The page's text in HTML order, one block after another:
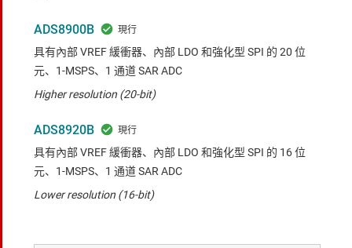
ADS8900B
具有內部 VREF 緩衝器、內部 LDO 和強化型 SPI 的 20 位
元、1-MSPS、1 通道 SAR ADC
Higher resolution (20-bit)
ADS8920B
具有內部 VREF 緩衝器、內部 LDO 和強化型 SPI 的 16 位
元、1-MSPS、1 通道 SAR ADC
Lower resolution (16-bit)